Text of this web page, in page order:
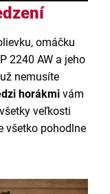
omáčku
2240 AW a jeho
nemusíte
horákmi vám
veľkosti
všetko pohodlne